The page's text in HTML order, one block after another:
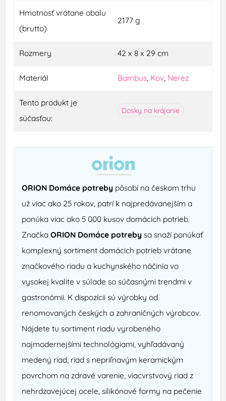
Hmotnosť vrátane obalu
(brutto)
2177 g
Rozmery 42 x 8 x 29 cm
Materiál Bambus, Kov, Nerez
Tento produkt je
súčasťou:
Dosky na krájanie
ORION Domáce potreby pôsobí na českom trhu
už viac ako 25 rokov, patrí k najpredávanejším a
ponúka viac ako 5 000 kusov domácich potrieb.
ZnačkaORION Domáce potreby sa snaží ponúkať
komplexný sortiment domácich potrieb vrátane
značkového riadu a kuchynského náčinia vo
vysokej kvalite v súlade so súčasnými trendmi v
gastronómii. K dispozícii sú výrobky od
renomovaných českých a zahraničných výrobcov.
Nájdete tu sortiment riadu vyrobeného
najmodernejšími technológiami, vyhľadávaný
medený riad, riad s nepriľnavým keramickým
povrchom na zdravé varenie, viacvrstvový riad z
nehrdzavejúcej ocele, silikónové formy na pečenie